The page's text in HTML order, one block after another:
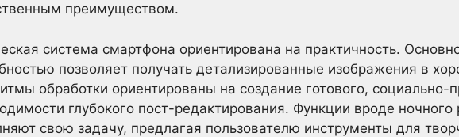
преимуществом.
система смартфона ориентирована на практичность.
позволяет получать детализированные изображения в
обработки ориентированы на создание готового, социально-
глубокого пост-редактирования. Функции вроде
свою задачу, предлагая пользователю инструменты для